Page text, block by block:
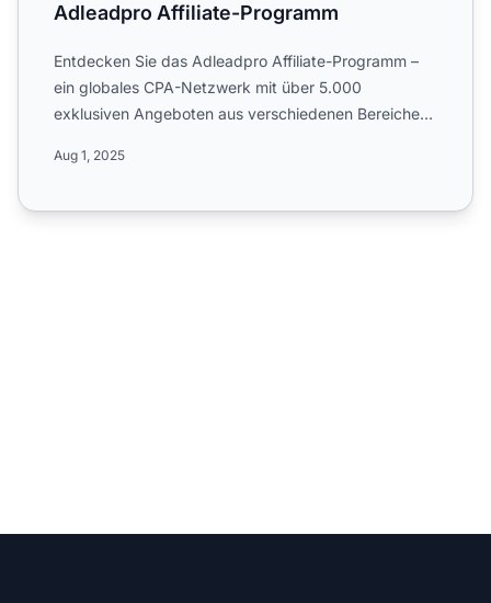
Adleadpro Affiliate-Programm
Entdecken Sie das Adleadpro Affiliate-Programm –
ein globales CPA-Netzwerk mit über 5.000
exklusiven Angeboten aus verschiedenen Bereichen,
Aug 1, 2025